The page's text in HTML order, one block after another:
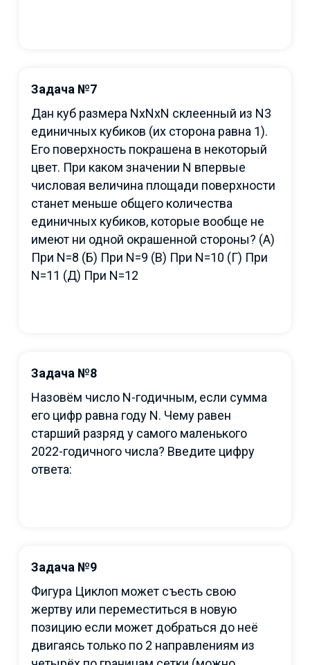
Задача №7
Дан куб размера NxNxN склеенный из N3
единичных кубиков (их сторона равна 1).
Его поверхность покрашена в некоторый
цвет. При каком значении N впервые
числовая величина площади поверхности
станет меньше общего количества
единичных кубиков, которые вообще не
имеют ни одной окрашенной стороны? (A)
При N=8 (Б) При N=9 (В) При N=10 (Г) При
N=11 (Д) При N=12
Задача №8
Назовём число N-годичным, если сумма
его цифр равна году N. Чему равен
старший разряд у самого маленького
2022-годичного числа? Введите цифру
ответа:
Задача №9
Фигура Циклоп может съесть свою
жертву или переместиться в новую
позицию если может добраться до неё
двигаясь только по 2 направлениям из